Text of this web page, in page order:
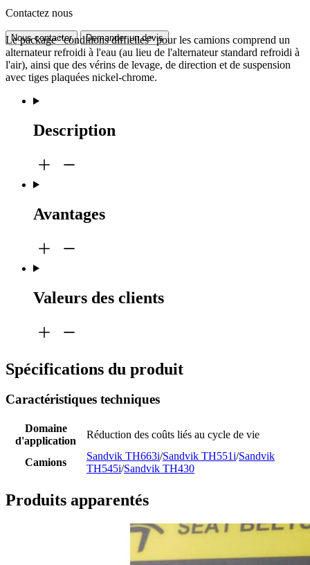
Contactez nous
Nous contacter Demander un devis
Le package "conditions difficiles" pour les camions comprend un
alternateur refroidi à l'eau (au lieu de l'alternateur standard refroidi à
l'air), ainsi que des vérins de levage, de direction et de suspension
avec tiges plaquées nickel-chrome.
Description
Avantages
Valeurs des clients
Spécifications du produit
Caractéristiques techniques
Domaine
d'application
Réduction des coûts liés au cycle de vie
Camions
Sandvik TH663i/Sandvik TH551i/Sandvik
TH545i/Sandvik TH430
Produits apparentés